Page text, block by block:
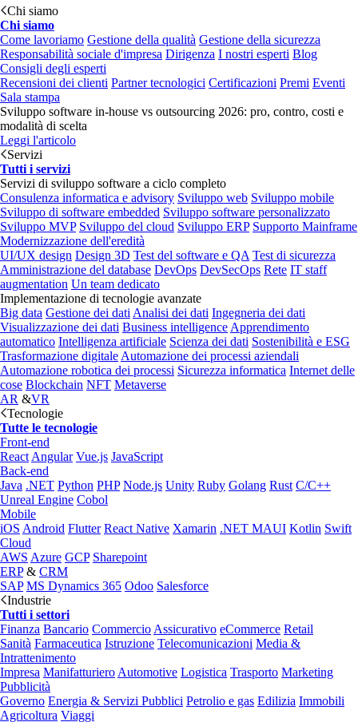
Chi siamo
Chi siamo
Come lavoriamo Gestione della qualità Gestione della sicurezza
Responsabilità sociale d'impresa Dirigenza I nostri esperti Blog
Consigli degli esperti
Recensioni dei clienti Partner tecnologici Certificazioni Premi Eventi
Sala stampa
Sviluppo software in-house vs outsourcing 2026: pro, contro, costi e
modalità di scelta
Leggi l'articolo
Servizi
Tutti i servizi
Servizi di sviluppo software a ciclo completo
Consulenza informatica e advisory Sviluppo web Sviluppo mobile
Sviluppo di software embedded Sviluppo software personalizzato
Sviluppo MVP Sviluppo del cloud Sviluppo ERP Supporto Mainframe
Modernizzazione dell'eredità
UI/UX design Design 3D Test del software e QA Test di sicurezza
Amministrazione del database DevOps DevSecOps Rete IT staff
augmentation Un team dedicato
Implementazione di tecnologie avanzate
Big data Gestione dei dati Analisi dei dati Ingegneria dei dati
Visualizzazione dei dati Business intelligence Apprendimento
automatico Intelligenza artificiale Scienza dei dati Sostenibilità e ESG
Trasformazione digitale Automazione dei processi aziendali
Automazione robotica dei processi Sicurezza informatica Internet delle
cose Blockchain NFT Metaverse
AR &VR
Tecnologie
Tutte le tecnologie
Front-end
React Angular Vue.js JavaScript
Back-end
Java .NET Python PHP Node.js Unity Ruby Golang Rust C/C++
Unreal Engine Cobol
Mobile
iOS Android Flutter React Native Xamarin .NET MAUI Kotlin Swift
Cloud
AWS Azure GCP Sharepoint
ERP& CRM
SAP MS Dynamics 365 Odoo Salesforce
Industrie
Tutti i settori
Finanza Bancario Commercio Assicurativo eCommerce Retail
Sanità Farmaceutica Istruzione Telecomunicazioni Media &
Intrattenimento
Impresa Manifatturiero Automotive Logistica Trasporto Marketing
Pubblicità
Governo Energia & Servizi Pubblici Petrolio e gas Edilizia Immobili
Agricoltura Viaggi